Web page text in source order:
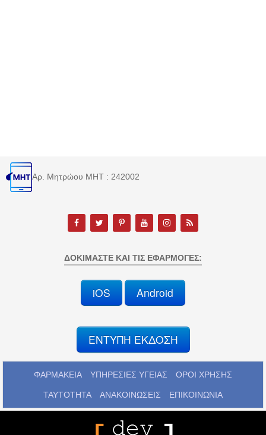
Αρ. Μητρώου MHT : 242002
ΔΟΚΙΜΆΣΤΕ ΚΑΙ ΤΙΣ ΕΦΑΡΜΟΓΈΣ:
iOS Android
ΕΝΤΥΠΗ ΕΚΔΟΣΗ
ΦΑΡΜΑΚΕΙΑ ΥΠΗΡΕΣΙΕΣ ΥΓΕΙΑΣ ΟΡΟΙ ΧΡΗΣΗΣ
ΤΑΥΤΟΤΗΤΑ ΑΝΑΚΟΙΝΩΣΕΙΣ ΕΠΙΚΟΙΝΩΝΙΑ